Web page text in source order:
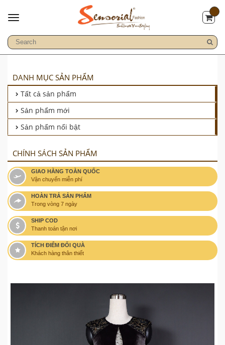
DANH MỤC SẢN PHẨM
Tất cả sản phẩm
Sản phẩm mới
Sản phẩm nổi bật
CHÍNH SÁCH SẢN PHẨM
GIAO HÀNG TOÀN QUỐC
Vận chuyển miễn phí
HOÀN TRẢ SẢN PHẨM
Trong vòng 7 ngày
SHIP COD
Thanh toán tận nơi
TÍCH ĐIỂM ĐỔI QUÀ
Khách hàng thân thiết